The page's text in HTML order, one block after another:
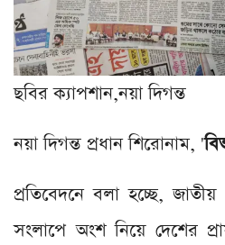
ছবির ক্যাপশান,নয়া দিগন্ত
নয়া দিগন্ত প্রধান শিরোনাম, '
প্রতিবেদনে বলা হচ্ছে,
সংলাপে অংশ নিয়ে দেশের